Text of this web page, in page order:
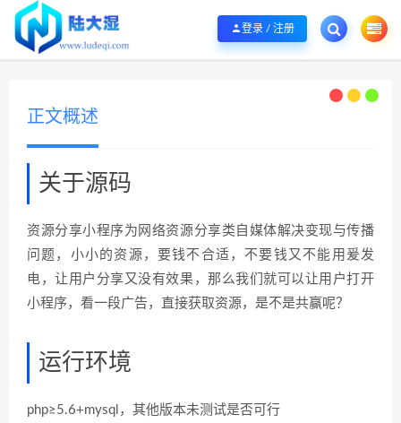
欢迎您光临陆大湿，本站秉承服务宗旨 履行“站长”责任，销售只是起点 服务永无
登录 / 注册
正文概述
关于源码
资源分享小程序为网络资源分享类自媒体解决变现与传播
问题，小小的资源，要钱不合适，不要钱又不能用爰发
电，让用户分享又没有效果，那么我们就可以让用户打开
小程序，看一段广告，直接获取资源，是不是共赢呢？
运行环境
php≥5.6+mysql，其他版本未测试是否可行